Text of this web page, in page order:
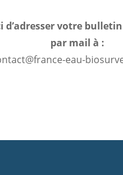
d’adresser votre
par mail à :
eau-